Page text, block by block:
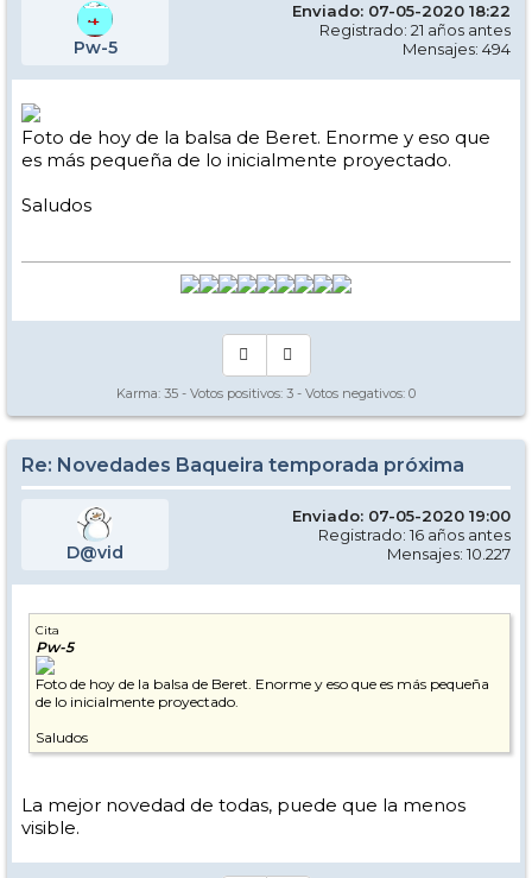
Pw-5
Enviado: 07-05-2020 18:22
Registrado: 21 años antes
Mensajes: 494
Foto de hoy de la balsa de Beret. Enorme y eso que
es más pequeña de lo inicialmente proyectado.
Saludos
Karma: 35 - Votos positivos: 3 - Votos negativos: 0
Re: Novedades Baqueira temporada próxima
D@vid
Enviado: 07-05-2020 19:00
Registrado: 16 años antes
Mensajes: 10.227
Cita
Pw-5
Foto de hoy de la balsa de Beret. Enorme y eso que es más pequeña
de lo inicialmente proyectado.
Saludos
La mejor novedad de todas, puede que la menos
visible.